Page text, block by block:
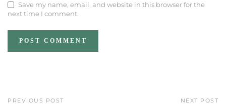
Save my name, email, and website in this browser for the
next time I comment.
PREVIOUS POST
NEXT POST